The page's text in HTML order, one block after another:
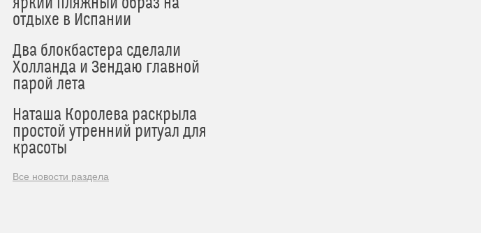
отдыхе в Испании
Два блокбастера сделали
Холланда и Зендаю главной
парой лета
Наташа Королева раскрыла
простой утренний ритуал для
красоты
Все новости раздела